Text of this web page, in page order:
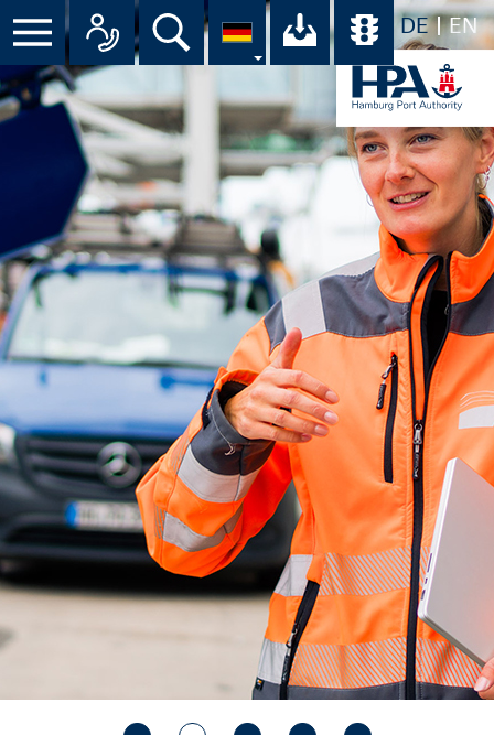
DE EN
Menü Alle Ansprechpartner im
Suche Ihr Download-